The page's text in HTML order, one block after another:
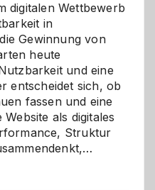
digitalen Wettbewerb
in
Gewinnung von
heute
und eine
entscheidet sich, ob
fassen und eine
als digitales
Struktur